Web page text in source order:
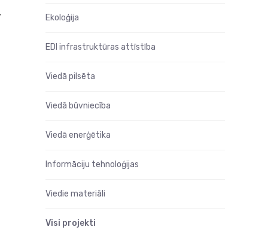
Ekoloģija
EDI infrastruktūras attīstība
Viedā pilsēta
Viedā būvniecība
Viedā enerģētika
Informāciju tehnoloģijas
Viedie materiāli
Visi projekti